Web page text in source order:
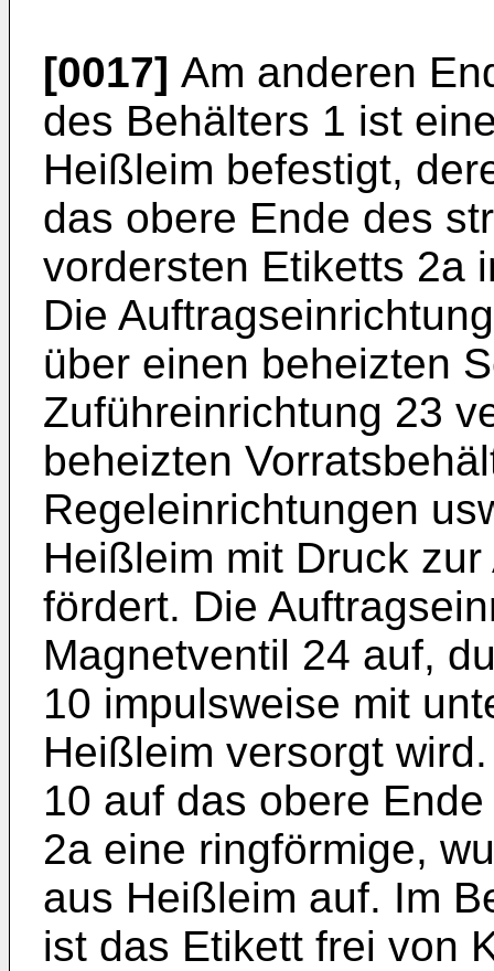
[0017] Am anderen
des Behälters 1 ist
Heißleim befestigt,
das obere Ende des
vordersten Etiketts 2a
Die
über einen beheizten
Zuführeinrichtung 23
beheizten
Regeleinrichtungen
Heißleim mit Druck
fördert. Die
Magnetventil 24 auf,
10 impulsweise mit
Heißleim versorgt
10 auf das obere
2a eine ringförmige,
aus Heißleim auf. Im
ist das Etikett frei von